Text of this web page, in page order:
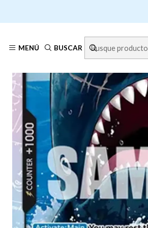
MENÚ BUSCAR